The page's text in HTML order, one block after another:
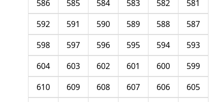
581
582
583
584
585
586
587
588
589
590
591
592
593
594
595
596
597
598
599
600
601
602
603
604
605
606
607
608
609
610